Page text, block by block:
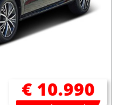
€ 10.990